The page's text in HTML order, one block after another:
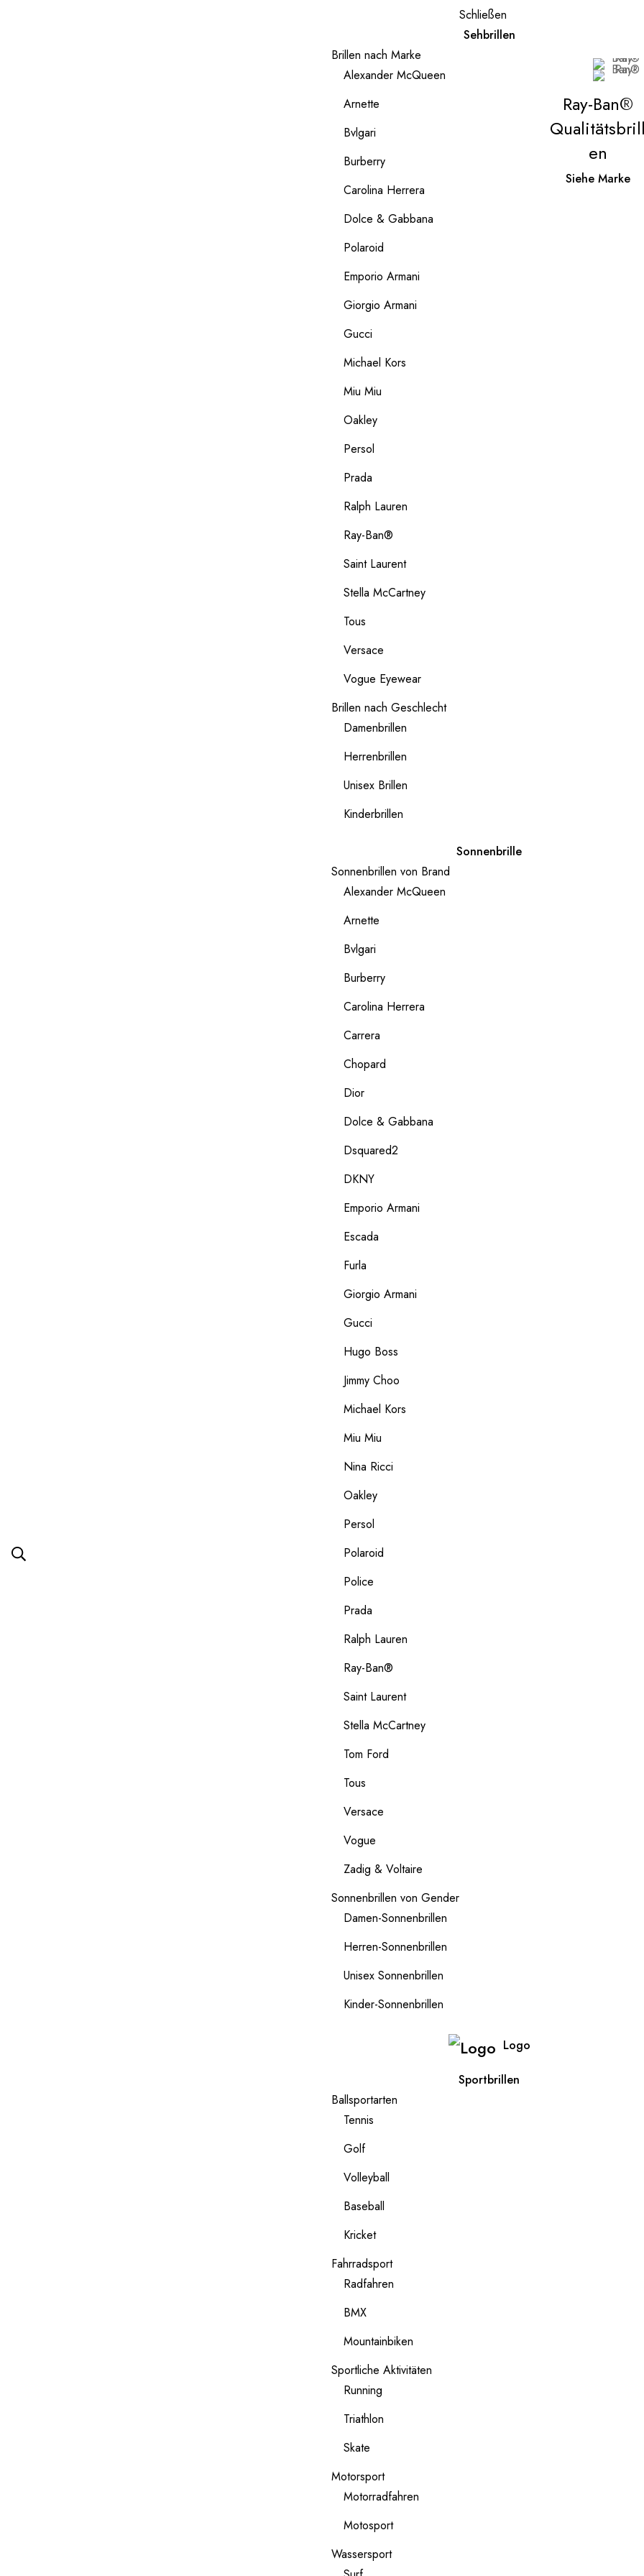
Schließen
Sehbrillen
Brillen nach Marke
Alexander McQueen
Arnette
Bvlgari
Burberry
Carolina Herrera
Dolce & Gabbana
Polaroid
Emporio Armani
Giorgio Armani
Gucci
Michael Kors
Miu Miu
Oakley
Persol
Prada
Ralph Lauren
Ray-Ban®
Saint Laurent
Stella McCartney
Tous
Versace
Vogue Eyewear
Brillen nach Geschlecht
Damenbrillen
Herrenbrillen
Unisex Brillen
Kinderbrillen
Ray-Ban®
en
Siehe Marke
Sonnenbrille
Sonnenbrillen von Brand
Alexander McQueen
Arnette
Bvlgari
Burberry
Carolina Herrera
Carrera
Chopard
Dior
Dolce & Gabbana
Dsquared2
DKNY
Emporio Armani
Escada
Furla
Giorgio Armani
Gucci
Hugo Boss
Jimmy Choo
Michael Kors
Miu Miu
Nina Ricci
Oakley
Persol
Polaroid
Police
Prada
Ralph Lauren
Ray-Ban®
Saint Laurent
Stella McCartney
Tom Ford
Tous
Versace
Vogue
Zadig & Voltaire
Sonnenbrillen von Gender
Damen-Sonnenbrillen
Herren-Sonnenbrillen
Unisex Sonnenbrillen
Kinder-Sonnenbrillen
Logo
Sportbrillen
Ballsportarten
Tennis
Golf
Volleyball
Baseball
Kricket
Fahrradsport
Radfahren
BMX
Mountainbiken
Sportliche Aktivitäten
Running
Triathlon
Skate
Motorsport
Motorradfahren
Motosport
Wassersport